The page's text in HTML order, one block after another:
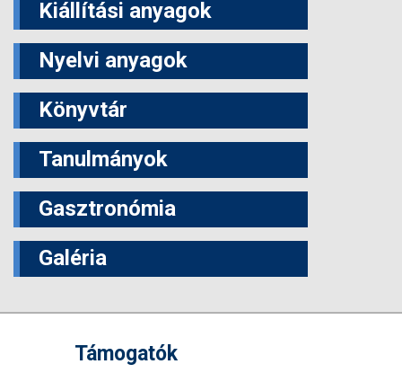
Kiállítási anyagok
Nyelvi anyagok
Könyvtár
Tanulmányok
Gasztronómia
Galéria
Támogatók